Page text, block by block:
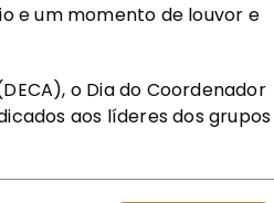
e um momento de louvor e
o Dia do Coordenador
aos líderes dos grupos